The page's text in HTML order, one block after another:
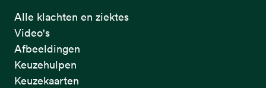
Alle klachten en ziektes
Video's
Afbeeldingen
Keuzehulpen
Keuzekaarten